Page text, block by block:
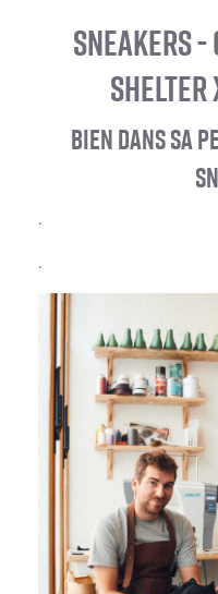
SNEAKERS -
Bien dans sa
.
.